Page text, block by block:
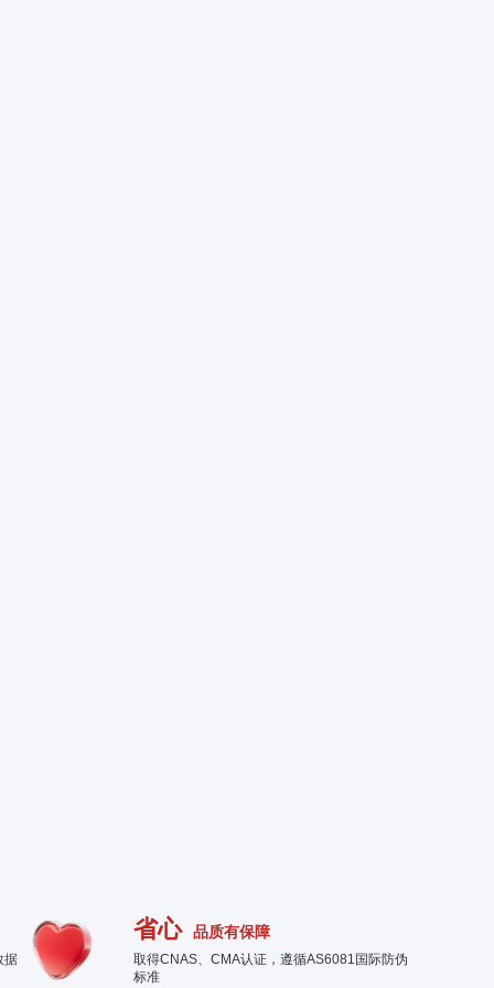
据
省心 品质有保障
取得CNAS、CMA认证，遵循AS6081国际防伪
标准